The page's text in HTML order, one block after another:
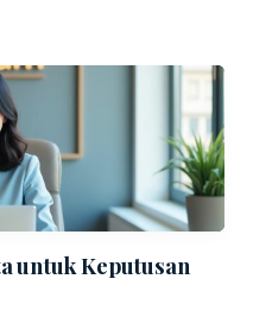
untuk Keputusan